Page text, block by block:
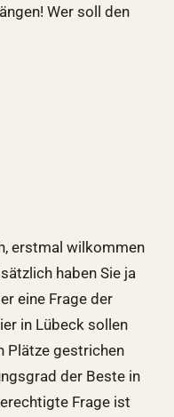
Wer soll den
erstmal wilkommen
haben Sie ja
eine Frage der
in Lübeck sollen
Plätze gestrichen
der Beste in
Frage ist